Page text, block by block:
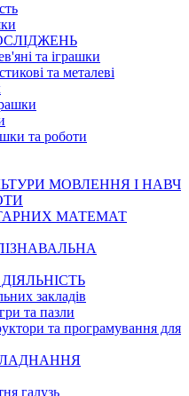
та іграшки
та металеві
та роботи
МОВЛЕННЯ І НАВЧ
МАТЕМАТ
закладів
та пазли
та програмування для
галузь